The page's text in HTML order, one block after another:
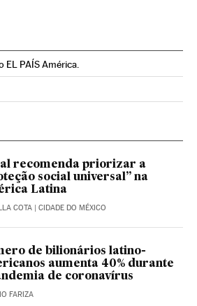
EL PAÍS América.
en Twitter
Brasil en Instagram
País Brasil en Facebook
recomenda priorizar a
social universal” na
Latina
COTA | CIDADE DO MÉXICO
de bilionários latino-
aumenta 40% durante
de coronavírus
FARIZA